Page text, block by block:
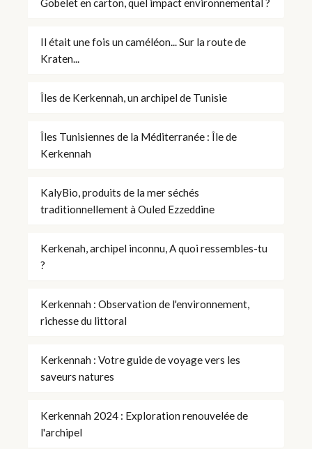
Gobelet en carton, quel impact environnemental ?
Il était une fois un caméléon... Sur la route de
Kraten...
Îles de Kerkennah, un archipel de Tunisie
Îles Tunisiennes de la Méditerranée : Île de
Kerkennah
KalyBio, produits de la mer séchés
traditionnellement à Ouled Ezzeddine
Kerkenah, archipel inconnu, A quoi ressembles-tu
?
Kerkennah : Observation de l'environnement,
richesse du littoral
Kerkennah : Votre guide de voyage vers les
saveurs natures
Kerkennah 2024 : Exploration renouvelée de
l'archipel